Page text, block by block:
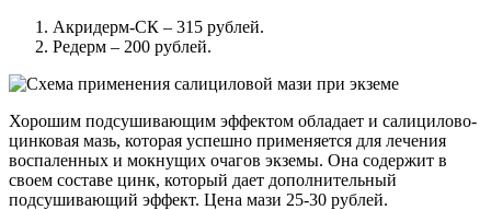
Акридерм-СК – 315 рублей.
Редерм – 200 рублей.
Хорошим подсушивающим эффектом обладает и салицилово-
цинковая мазь, которая успешно применяется для лечения
воспаленных и мокнущих очагов экземы. Она содержит в
своем составе цинк, который дает дополнительный
подсушивающий эффект. Цена мази 25-30 рублей.